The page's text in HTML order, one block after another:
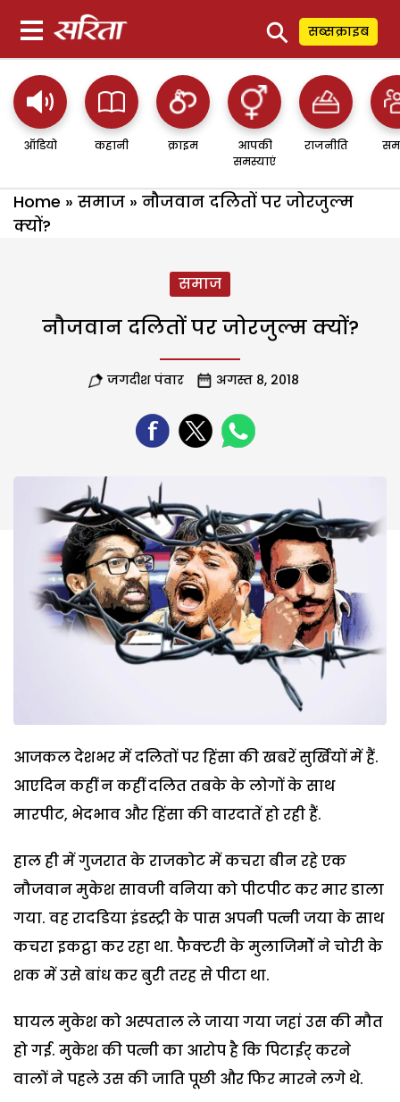
⚲ सब्सक्राइब
ऑडियो कहानी क्राइम
आपकी
समस्याएं
राजनीति
Home » समाज » नौजवान दलितों पर जोरजुल्म
क्यों?
समाज
नौजवान दलितों पर जोरजुल्म क्यों?
जगदीश पंवार अगस्त 8, 2018
आजकल देशभर में दलितों पर हिंसा की खबरें सुर्खियों में हैं.
आएदिन कहीं न कहीं दलित तबके के लोगों के साथ
मारपीट, भेदभाव और हिंसा की वारदातें हो रही हैं.
हाल ही में गुजरात के राजकोट में कचरा बीन रहे एक
नौजवान मुकेश सावजी वनिया को पीटपीट कर मार डाला
गया. वह रादडिया इंडस्ट्री के पास अपनी पत्नी जया के साथ
कचरा इकट्ठा कर रहा था. फैक्टरी के मुलाजिमोें ने चोरी के
शक में उसे बांध कर बुरी तरह से पीटा था.
घायल मुकेश को अस्पताल ले जाया गया जहां उस की मौत
हो गई. मुकेश की पत्नी का आरोप है कि पिटाईर् करने
वालों ने पहले उस की जाति पूछी और फिर मारने लगे थे.